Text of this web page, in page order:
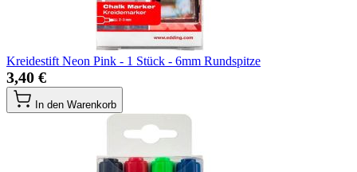
Kreidestift Neon Pink - 1 Stück - 6mm Rundspitze
3,40 €
In den Warenkorb